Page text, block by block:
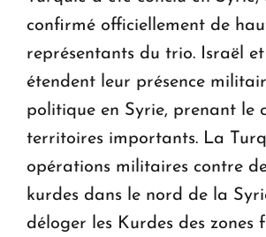
confirmé officiellement de
représentants du trio. Israël
étendent leur présence
politique en Syrie, prenant le
territoires importants. La
opérations militaires contre
kurdes dans le nord de la
déloger les Kurdes des zones